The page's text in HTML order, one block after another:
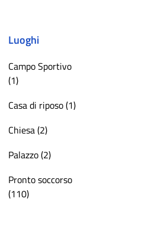
Luoghi
Campo Sportivo
(1)
Casa di riposo (1)
Chiesa (2)
Palazzo (2)
Pronto soccorso
(110)